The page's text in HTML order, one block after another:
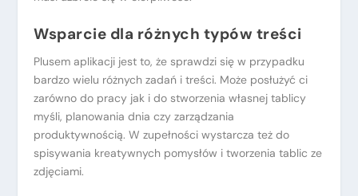
Wsparcie dla różnych typów treści
Plusem aplikacji jest to, że sprawdzi się w przypadku
bardzo wielu różnych zadań i treści. Może posłużyć ci
zarówno do pracy jak i do stworzenia własnej tablicy
myśli, planowania dnia czy zarządzania
produktywnością. W zupełności wystarcza też do
spisywania kreatywnych pomysłów i tworzenia tablic ze
zdjęciami.